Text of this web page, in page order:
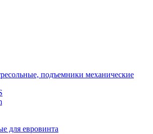
подъемники механические
для евровинта